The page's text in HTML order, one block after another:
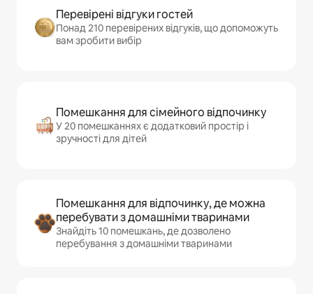
Перевірені відгуки гостей
Понад 210 перевірених відгуків, що допоможуть
вам зробити вибір
Помешкання для сімейного відпочинку
У 20 помешканнях є додатковий простір і
зручності для дітей
Помешкання для відпочинку, де можна
перебувати з домашніми тваринами
Знайдіть 10 помешкань, де дозволено
перебування з домашніми тваринами